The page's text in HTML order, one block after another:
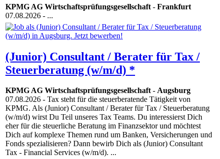
KPMG AG Wirtschaftsprüfungsgesellschaft- Frankfurt
07.08.2026 - ...
(Junior) Consultant / Berater für Tax /
Steuerberatung (w/m/d) *
KPMG AG Wirtschaftsprüfungsgesellschaft- Augsburg
07.08.2026 - Tax steht für die steuerberatende Tätigkeit von
KPMG. Als (Junior) Consultant / Berater für Tax / Steuerberatung
(w/m/d) wirst Du Teil unseres Tax Teams. Du interessierst Dich
eher für die steuerliche Beratung im Finanzsektor und möchtest
Dich auf komplexe Themen rund um Banken, Versicherungen und
Fonds spezialisieren? Dann bewirb Dich als (Junior) Consultant
Tax - Financial Services (w/m/d). ...